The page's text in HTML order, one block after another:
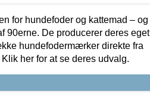
for hundefoder og kattemad – og
90erne. De producerer deres eget
hundefodermærker direkte fra
her for at se deres udvalg.